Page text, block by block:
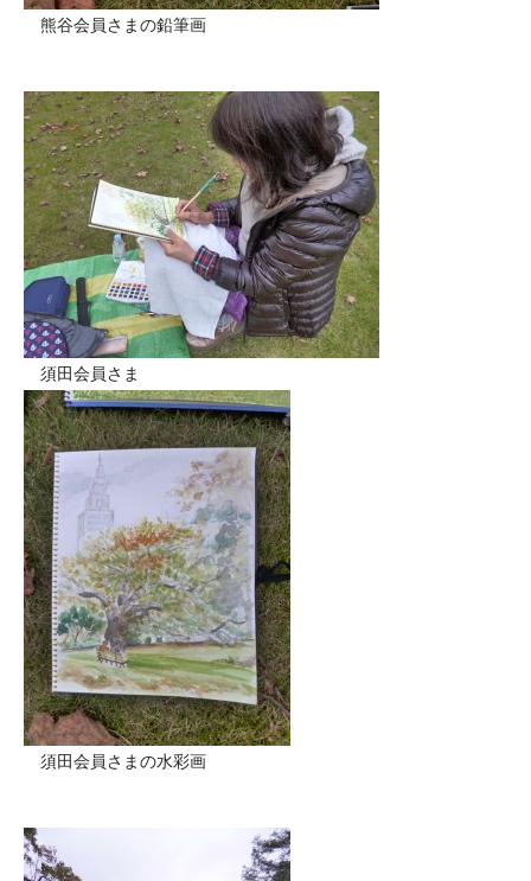
熊谷会員さまの鉛筆画
須田会員さま
須田会員さまの水彩画